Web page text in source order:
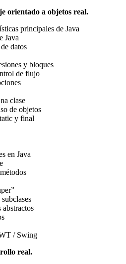
orientado a objetos real.
principales de Java
Java
datos
y bloques
de flujo
clase
de objetos
y final
en Java
abstractos
/ Swing
real.